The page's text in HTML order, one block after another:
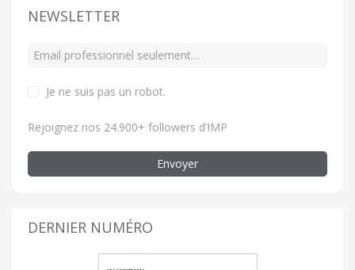
NEWSLETTER
Je ne suis pas un robot.
Rejoignez nos 24.900+ followers d’IMP
Envoyer
DERNIER NUMÉRO